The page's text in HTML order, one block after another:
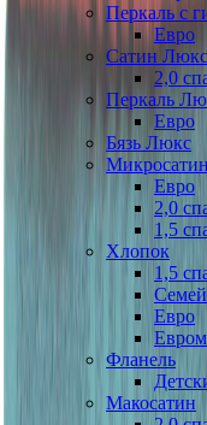
Перкаль с
Евро
Сатин Люкс
2,0
Перкаль
Евро
Бязь Люкс
Микросатин
Евро
2,0
1,5
Хлопок
1,5
Евро
Фланель
Макосатин